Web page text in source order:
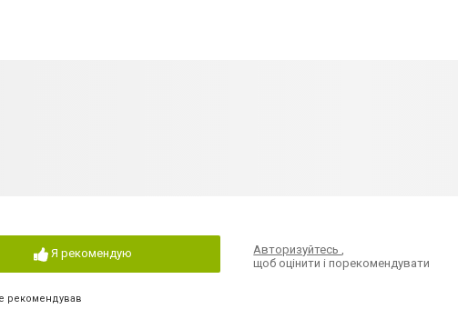
Я рекомендую
рекомендував
Авторизуйтесь
щоб оцінити і порекомендувати